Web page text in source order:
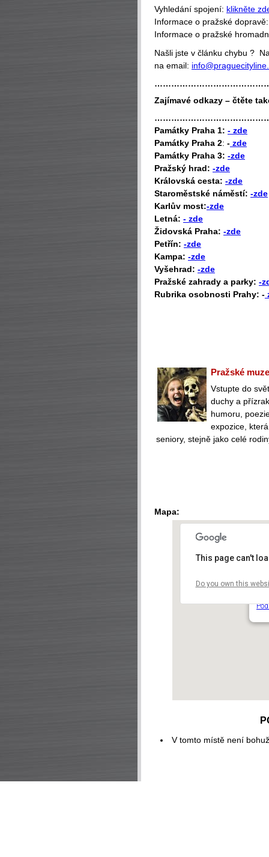
Vyhledání spojení: klikněte
Informace o pražské
Informace o pražské
Našli jste v článku chybu ?
na email:
Zajímavé odkazy – čtěte
Památky Praha 1: - zde
Památky Praha 2: - zde
Památky Praha 3: -zde
Pražský hrad: -zde
Královská cesta: -zde
Staroměstské náměstí: -zde
Karlův most:-zde
Letná: - zde
Židovská Praha: -zde
Petřín: -zde
Kampa: -zde
Vyšehrad: -zde
Pražské zahrady a parky: -
Rubrika osobnosti Prahy: -
Pražské
Vstupte do
duchy a
humoru,
expozice,
seniory, stejně jako celé
Mapa:
This page can't
Do you own this
V tomto místě není